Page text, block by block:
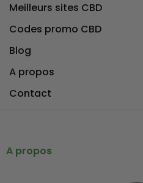
A propos
Meilleurs sites CBD
Codes promo CBD
Blog
A propos
Contact